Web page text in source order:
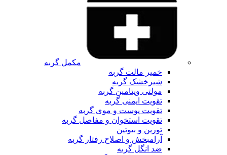
مکمل گربه
خمیر مالت گربه
شیرخشک گربه
مولتی ویتامین گربه
تقویت ایمنی گربه
تقویت پوست و موی گربه
تقویت استخوان و مفاصل گربه
تورین و بیوتین
آرامبخش و اصلاح رفتار گربه
ضد انگل گربه